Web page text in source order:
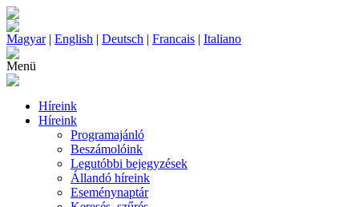
Magyar| English | Deutsch | Francais | Italiano
Menü
Híreink
Híreink
Programajánló
Beszámolóink
Legutóbbi bejegyzések
Állandó híreink
Eseménynaptár